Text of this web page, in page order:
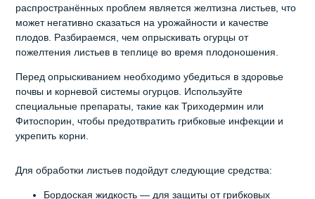
распространённых проблем является желтизна листьев, что
может негативно сказаться на урожайности и качестве
плодов. Разбираемся, чем опрыскивать огурцы от
пожелтения листьев в теплице во время плодоношения.
Перед опрыскиванием необходимо убедиться в здоровье
почвы и корневой системы огурцов. Используйте
специальные препараты, такие как Триходермин или
Фитоспорин, чтобы предотвратить грибковые инфекции и
укрепить корни.
Для обработки листьев подойдут следующие средства:
Бордоская жидкость — для защиты от грибковых